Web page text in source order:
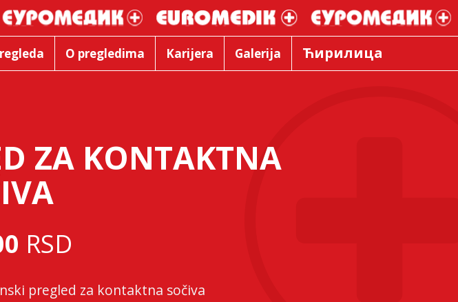
O pregledima Karijera Galerija Ћирилица
ZA KONTAKTNA
RSD
pregled za kontaktna sočiva